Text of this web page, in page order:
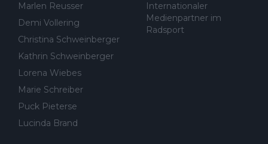
Marlen Reusser
Demi Vollering
Christina Schweinberger
Kathrin Schweinberger
Lorena Wiebes
Marie Schreiber
Puck Pieterse
Lucinda Brand
Internationaler
Medienpartner im
Radsport